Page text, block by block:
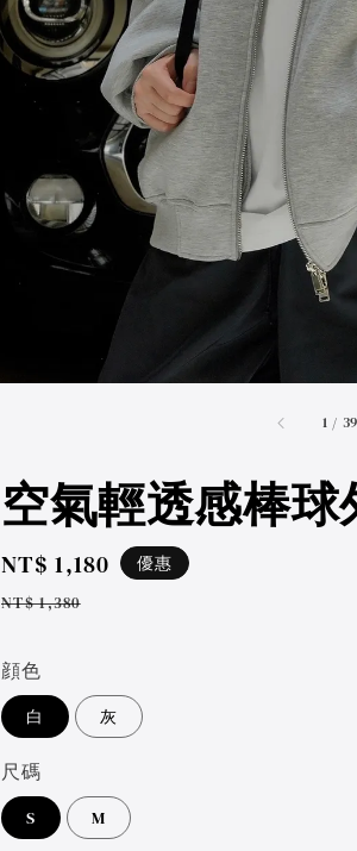
1 / 39
空氣輕透感棒
Sale
price
NT$ 1,180
Regular
NT$ 1,380
優惠
顔色
白 灰
尺碼
S M